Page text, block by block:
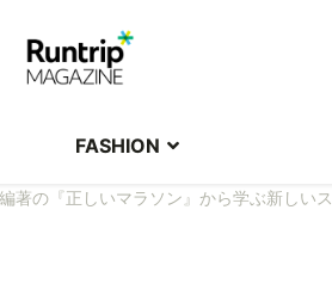
FASHION
著の『正しいマラソン』から学ぶ新しい